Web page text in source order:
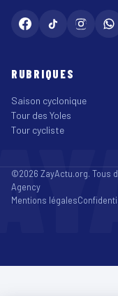
RUBRIQUES
Saison cyclonique
Tour des Yoles
Tour cycliste
©2026 ZayActu.org. Tous
Agency
Mentions légales